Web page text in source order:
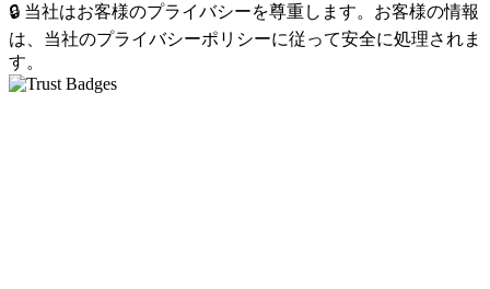
🔒 当社はお客様のプライバシーを尊重します。お客様の情報
は、当社のプライバシーポリシーに従って安全に処理されま
す。